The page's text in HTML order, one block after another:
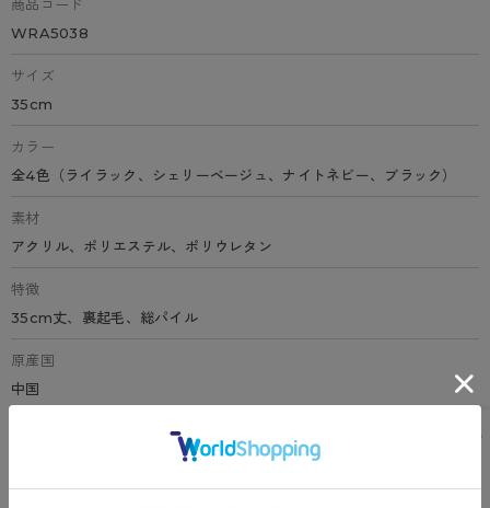
商品コード
WRA5038
サイズ
35cm
カラー
全4色（ライラック、シェリーベージュ、ナイトネビー、ブラック）
素材
アクリル、ポリエステル、ポリウレタン
特徴
35cm丈、裏起毛、総パイル
原産国
中国
洗濯表示について